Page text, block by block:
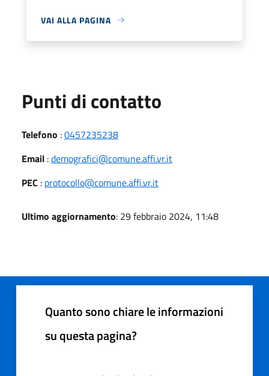
VAI ALLA PAGINA
Punti di contatto
Telefono :0457235238
Email :demografici@comune.affi.vr.it
PEC : protocollo@comune.affi.vr.it
Ultimo aggiornamento: 29 febbraio 2024, 11:48
Quanto sono chiare le informazioni
su questa pagina?